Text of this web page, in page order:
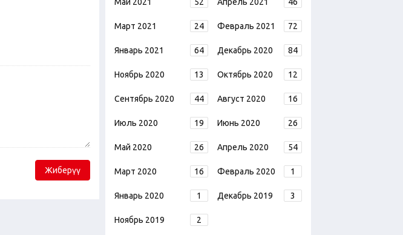
Жиберүү
Май 2021 52 Апрель 2021 46
Март 2021 24 Февраль 2021 72
Январь 2021 64 Декабрь 2020 84
Ноябрь 2020 13 Октябрь 2020 12
Сентябрь 2020 44 Август 2020 16
Июль 2020 19 Июнь 2020 26
Май 2020 26 Апрель 2020 54
Март 2020 16 Февраль 2020 1
Январь 2020 1 Декабрь 2019 3
Ноябрь 2019 2